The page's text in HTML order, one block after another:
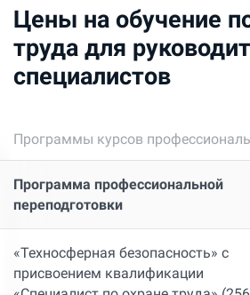
Цены на обучение
труда для
специалистов
Программы курсов
Программа профессиональной
переподготовки
«Техносферная безопасность» с
присвоением квалификации